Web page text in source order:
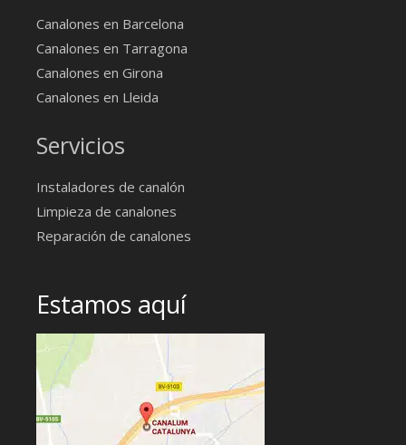
Canalones en Barcelona
Canalones en Tarragona
Canalones en Girona
Canalones en Lleida
Servicios
Instaladores de canalón
Limpieza de canalones
Reparación de canalones
Estamos aquí